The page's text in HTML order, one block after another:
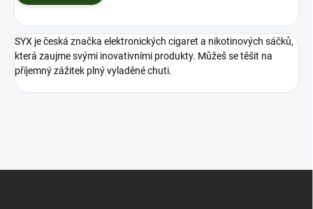
SYX je česká značka elektronických cigaret a nikotinových sáčků,
která zaujme svými inovativními produkty. Můžeš se těšit na
příjemný zážitek plný vyladěné chuti.